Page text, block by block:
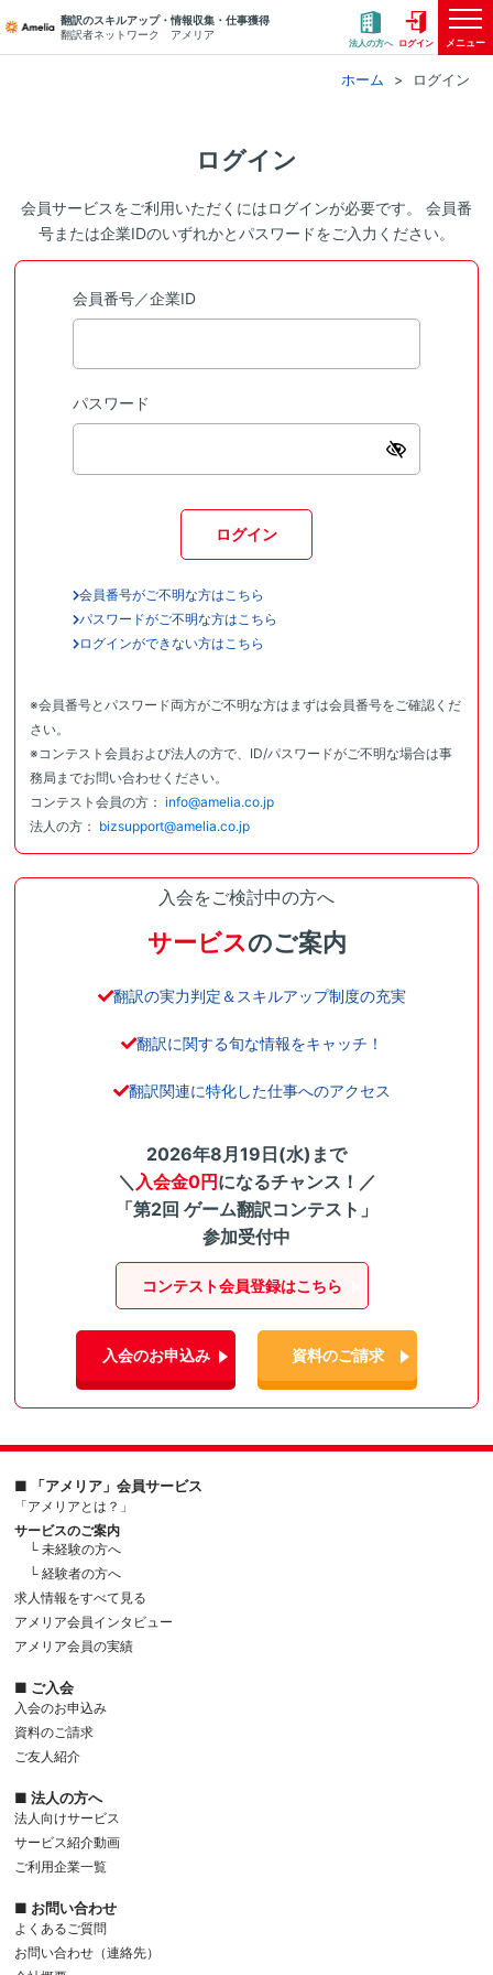
翻訳のスキルアップ・情報収集・仕事獲得
翻訳者ネットワーク アメリア
法人の方へ ログイン メニュー
ホーム ログイン
ログイン
会員サービスをご利用いただくにはログインが必要です。 会員番
号または企業IDのいずれかとパスワードをご入力ください。
会員番号／企業ID
パスワード
ログイン
会員番号がご不明な方はこちら
パスワードがご不明な方はこちら
ログインができない方はこちら
※会員番号とパスワード両方がご不明な方はまずは会員番号をご確認くだ
さい。
※コンテスト会員および法人の方で、ID/パスワードがご不明な場合は事
務局までお問い合わせください。
コンテスト会員の方： info@amelia.co.jp
法人の方： bizsupport@amelia.co.jp
入会をご検討中の方へ
サービスのご案内
翻訳の実力判定＆スキルアップ制度の充実
翻訳に関する旬な情報をキャッチ！
翻訳関連に特化した仕事へのアクセス
2026年8月19日(水)まで
＼ 入会金0円になるチャンス！／
「第2回 ゲーム翻訳コンテスト」
参加受付中
コンテスト会員登録はこちら
入会のお申込み 資料のご請求
■ 「アメリア」会員サービス
「アメリアとは？」
サービスのご案内
└ 未経験の方へ
└ 経験者の方へ
求人情報をすべて見る
アメリア会員インタビュー
アメリア会員の実績
■ ご入会
入会のお申込み
資料のご請求
ご友人紹介
■ 法人の方へ
法人向けサービス
サービス紹介動画
ご利用企業一覧
■ お問い合わせ
よくあるご質問
お問い合わせ（連絡先）